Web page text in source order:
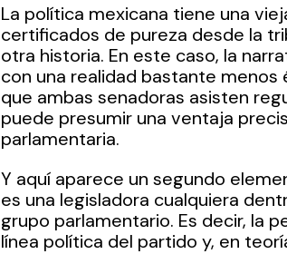
La política mexicana tiene una
certificados de pureza desde la
otra historia. En este caso, la
con una realidad bastante
que ambas senadoras asisten
puede presumir una ventaja
parlamentaria.
Y aquí aparece un segundo
es una legisladora cualquiera
grupo parlamentario. Es decir, la
línea política del partido y, en